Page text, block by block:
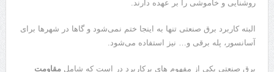
روشنایی و خاموشی را بر عهده دارند.
البته کاربرد برق صنعتی تنها به اینجا ختم نمی‌شود و گاها در شهرها برای
آسانسور، پله برقی و… نیز استفاده می‌شود.
برق صنعتی یکی از مفهوم های پرکاربرد در است که شامل مقاومت